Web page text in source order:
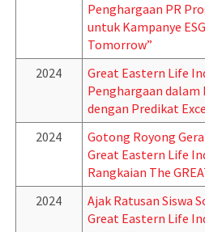
Penghargaan PR
untuk Kampanye
Tomorrow”
2024
Great Eastern Life
Penghargaan dalam
dengan Predikat
2024
Gotong Royong
Great Eastern Life
Rangkaian The
2024
Ajak Ratusan Siswa
Great Eastern Life